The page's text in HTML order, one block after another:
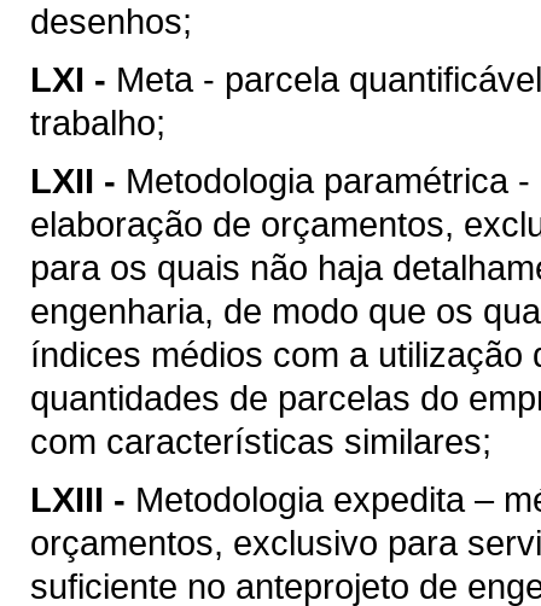
desenhos;
LXI - Meta - parcela
trabalho;
LXII - Metodologia paramétrica
elaboração de orçamentos,
para os quais não haja
engenharia, de modo que os
índices médios com a
quantidades de parcelas do
com características similares;
LXIII - Metodologia expedita –
orçamentos, exclusivo para
suficiente no anteprojeto de